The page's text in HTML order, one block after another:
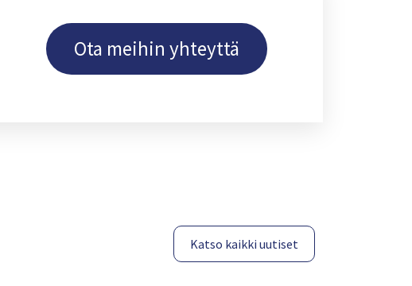
Ota meihin yhteyttä
Katso kaikki uutiset